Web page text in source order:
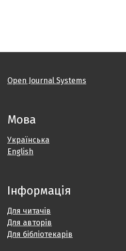
Open Journal Systems
Мова
Українська
English
Інформація
Для читачів
Для авторів
Для бібліотекарів